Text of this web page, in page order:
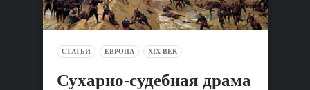
СТАТЬИ ЕВРОПА XIX ВЕК
Сухарно-судебная драма